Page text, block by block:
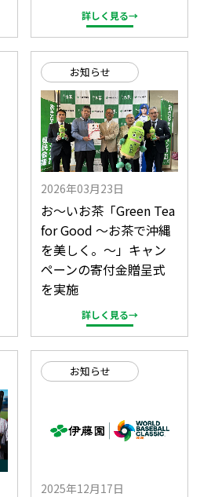
詳しく見る→
お知らせ
2026年03月23日
お～いお茶「Green Tea
for Good ～お茶で沖縄
を美しく。～」キャン
ペーンの寄付金贈呈式
を実施
詳しく見る→
お知らせ
2025年12月17日